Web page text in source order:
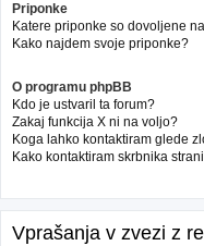
Priponke
Katere priponke so dovoljene
Kako najdem svoje priponke?
O programu phpBB
Kdo je ustvaril ta forum?
Zakaj funkcija X ni na voljo?
Koga lahko kontaktiram glede
Kako kontaktiram skrbnika
Vprašanja v zvezi z